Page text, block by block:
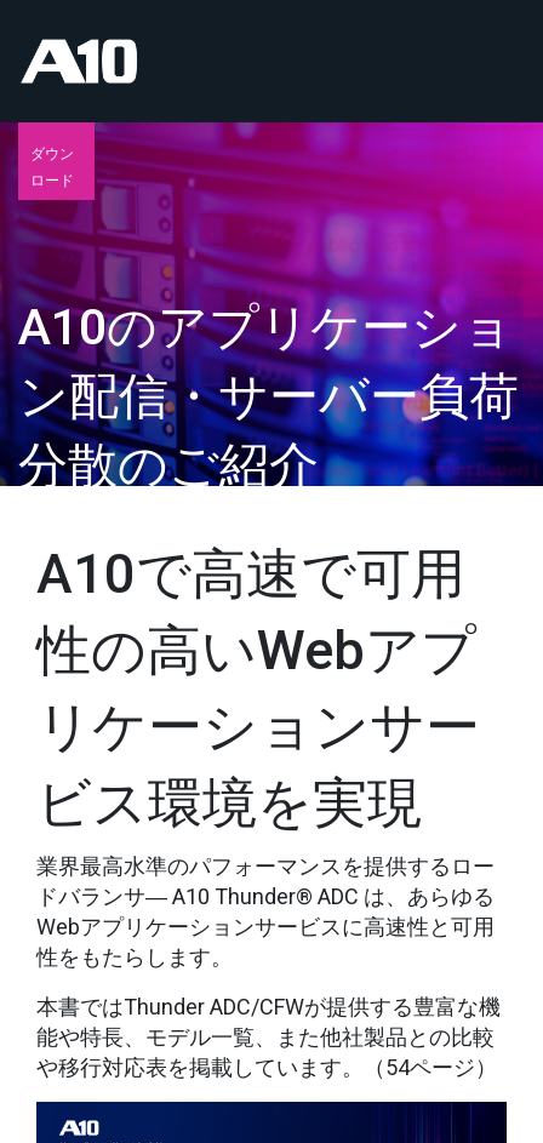
ダウン
ロード
A10のアプリケーショ
ン配信・サーバー負荷
分散のご紹介
A10で高速で可用
性の高いWebアプ
リケーションサー
ビス環境を実現
業界最高水準のパフォーマンスを提供するロー
ドバランサ― A10 Thunder® ADC は、あらゆる
Webアプリケーションサービスに高速性と可用
性をもたらします。
本書ではThunder ADC/CFWが提供する豊富な機
能や特長、モデル一覧、また他社製品との比較
や移行対応表を掲載しています。（54ページ）